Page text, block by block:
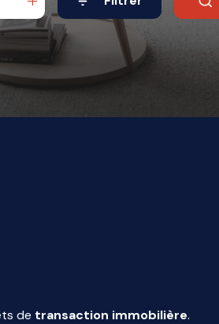
de transaction immobilière.